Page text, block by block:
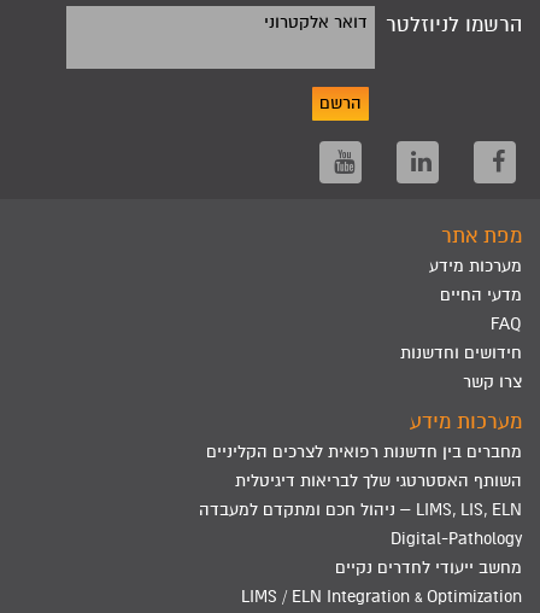
הרשמו לניוזלטר דואר אלקטרוני
הרשם
מפת אתר
מערכות מידע
מדעי החיים
FAQ
חידושים וחדשנות
צרו קשר
מערכות מידע
מחברים בין חדשנות רפואית לצרכים הקליניים
השותף האסטרטגי שלך לבריאות דיגיטלית
LIMS, LIS, ELN – ניהול חכם ומתקדם למעבדה
Digital-Pathology
מחשב ייעודי לחדרים נקיים
LIMS / ELN Integration & Optimization